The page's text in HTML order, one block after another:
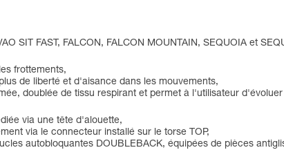
SIT FAST, FALCON, FALCON MOUNTAIN, SEQUOIA et
frottements,
de liberté et d'aisance dans les mouvements,
doublée de tissu respirant et permet à l'utilisateur
via une tête d'alouette,
via le connecteur installé sur le torse TOP,
autobloquantes DOUBLEBACK, équipées de pièces